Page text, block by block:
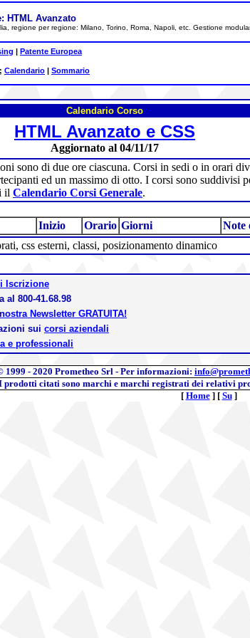
HTML Avanzato
regione per regione: Milano, Torino, Roma, Napoli, etc. Gestione
| Patente Europea
; Calendario | Sommario
Calendario Corso
HTML Avanzato e CSS
Aggiornato al 04/11/17
sono di due ore ciascuna. Corsi in sedi o in orari
ed un massimo di otto. I corsi sono suddivisi
il Calendario Corsi Generale.
Inizio Orario Giorni
Note
css esterni, classi, posizionamento dinamico
Iscrizione
al 800-41.68.98
Newsletter GRATUITA!
sui corsi aziendali
e professionali
1999 - 2020 Prometheo Srl - Per informazioni:
prodotti citati sono marchi e marchi registrati dei relativi
[ Home] [ Su]